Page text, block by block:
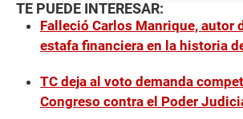
TE PUEDE INTERESAR:
Falleció Carlos Manrique, autor
estafa financiera en la historia
TC deja al voto demanda
Congreso contra el Poder